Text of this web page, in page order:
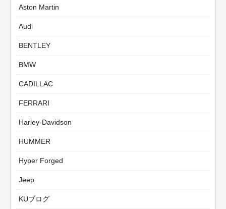
Aston Martin
Audi
BENTLEY
BMW
CADILLAC
FERRARI
Harley-Davidson
HUMMER
Hyper Forged
Jeep
KUブログ